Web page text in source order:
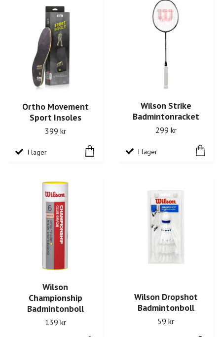
Ortho Movement
Sport Insoles
399 kr
I lager
Wilson Strike
Badmintonracket
299 kr
I lager
Wilson
Championship
Badmintonboll
139 kr
Wilson Dropshot
Badmintonboll
59 kr